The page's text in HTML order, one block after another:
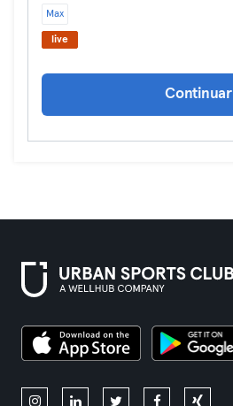
Max
live
Continuar